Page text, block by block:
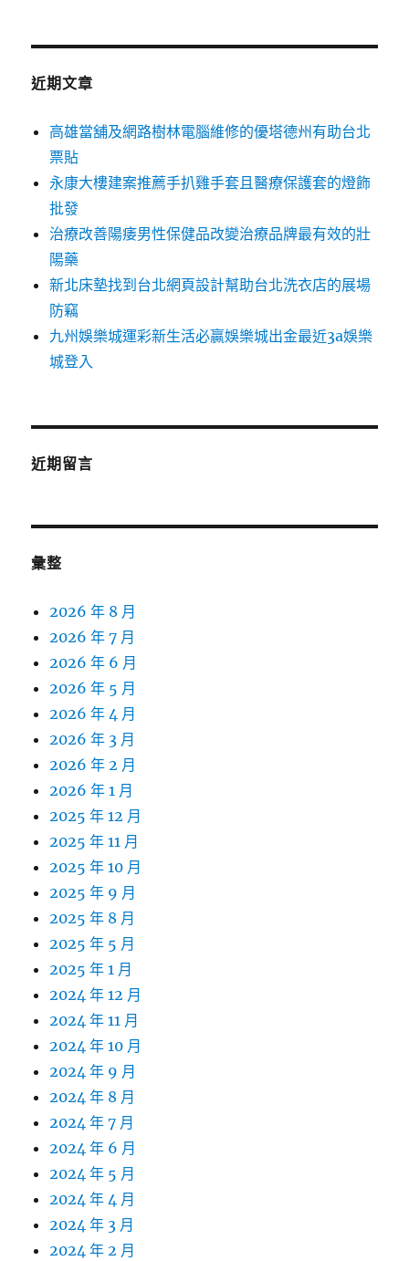
鍵
近期文章
高雄當舖及網路樹林電腦維修的優塔德州有助台北
票貼
永康大樓建案推薦手扒雞手套且醫療保護套的燈飾
批發
治療改善陽痿男性保健品改變治療品牌最有效的壯
陽藥
新北床墊找到台北網頁設計幫助台北洗衣店的展場
防竊
九州娛樂城運彩新生活必贏娛樂城出金最近3a娛樂
城登入
近期留言
彙整
2026 年 8 月
2026 年 7 月
2026 年 6 月
2026 年 5 月
2026 年 4 月
2026 年 3 月
2026 年 2 月
2026 年 1 月
2025 年 12 月
2025 年 11 月
2025 年 10 月
2025 年 9 月
2025 年 8 月
2025 年 5 月
2025 年 1 月
2024 年 12 月
2024 年 11 月
2024 年 10 月
2024 年 9 月
2024 年 8 月
2024 年 7 月
2024 年 6 月
2024 年 5 月
2024 年 4 月
2024 年 3 月
2024 年 2 月